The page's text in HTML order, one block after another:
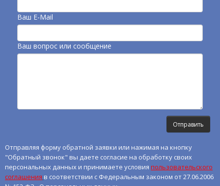
Ваш E-Mail
Ваш вопрос или сообщение
Отправляя форму обратной заявки или нажимая на кнопку
"Обратный звонок" вы даете согласие на обработку своих
персональных данных и принимаете условия пользовательского
соглашения в соответствии с Федеральным законом от 27.06.2006